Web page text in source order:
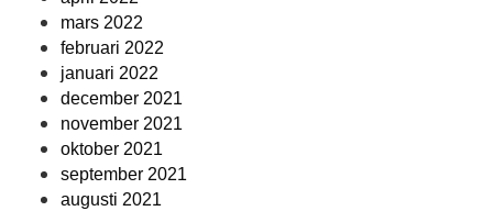
mars 2022
februari 2022
januari 2022
december 2021
november 2021
oktober 2021
september 2021
augusti 2021